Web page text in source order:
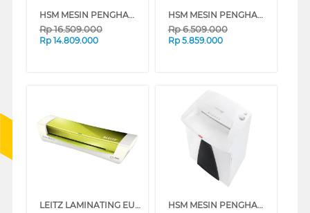
HSM MESIN PENGHANCUR KERTAS PAPER SHREDDER HSMB24C4_5X30
Rp16.509.000
Rp 14.809.000
HSM MESIN PENGHANCUR KERTAS PAPER SHREDDER HSMSCURIOC14CC
Rp6.509.000
Rp 5.859.000
LEITZ LAMINATING EU-7368-00-64 HSM MESIN PENGHANCUR KERTAS PAPER SHREDDER HSMB24S3_9